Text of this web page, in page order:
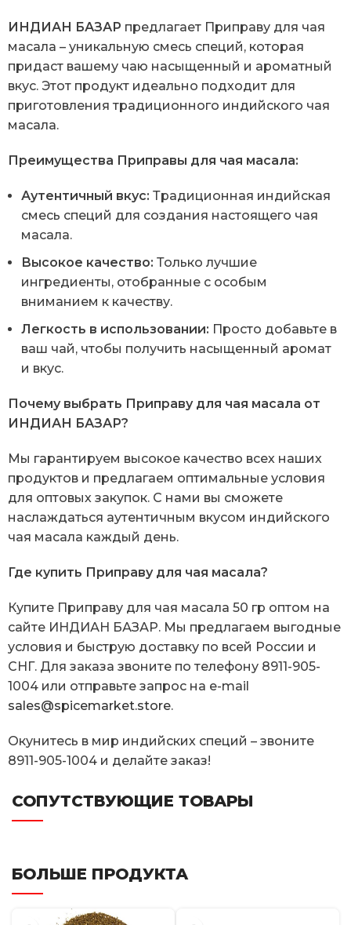
ИНДИАН БАЗАР предлагает Приправу для чая
масала – уникальную смесь специй, которая
придаст вашему чаю насыщенный и ароматный
вкус. Этот продукт идеально подходит для
приготовления традиционного индийского чая
масала.
Преимущества Приправы для чая масала:
Аутентичный вкус: Традиционная индийская
смесь специй для создания настоящего чая
масала.
Высокое качество: Только лучшие
ингредиенты, отобранные с особым
вниманием к качеству.
Легкость в использовании: Просто добавьте в
ваш чай, чтобы получить насыщенный аромат
и вкус.
Почему выбрать Приправу для чая масала от
ИНДИАН БАЗАР?
Мы гарантируем высокое качество всех наших
продуктов и предлагаем оптимальные условия
для оптовых закупок. С нами вы сможете
наслаждаться аутентичным вкусом индийского
чая масала каждый день.
Где купить Приправу для чая масала?
Купите Приправу для чая масала 50 гр оптом на
сайте ИНДИАН БАЗАР. Мы предлагаем выгодные
условия и быструю доставку по всей России и
СНГ. Для заказа звоните по телефону 8911-905-
1004 или отправьте запрос на e-mail
sales@spicemarket.store.
Окунитесь в мир индийских специй – звоните
8911-905-1004 и делайте заказ!
СОПУТСТВУЮЩИЕ ТОВАРЫ
БОЛЬШЕ ПРОДУКТА